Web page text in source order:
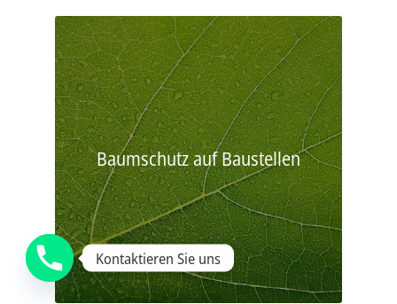
Baumschutz auf Baustellen
Kontaktieren Sie uns